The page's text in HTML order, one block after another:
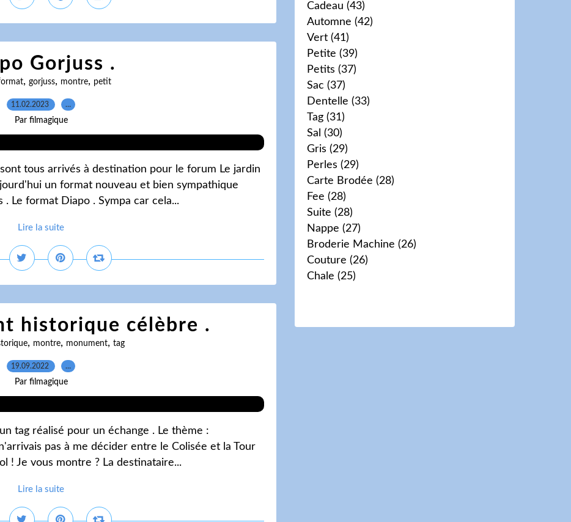
Gorjuss .
, gorjuss, montre, petit
11.02.2023 …
Par filmagique
tous arrivés à destination pour le forum Le jardin
un format nouveau et bien sympathique
Le format Diapo . Sympa car cela...
Lire la suite
historique célèbre .
, montre, monument, tag
19.09.2022 …
Par filmagique
tag réalisé pour un échange . Le thème :
pas à me décider entre le Colisée et la Tour
! Je vous montre ? La destinataire...
Lire la suite
Cadeau (43)
Automne (42)
Vert (41)
Petite (39)
Petits (37)
Sac (37)
Dentelle (33)
Tag (31)
Sal (30)
Gris (29)
Perles (29)
Carte Brodée (28)
Fee (28)
Suite (28)
Nappe (27)
Broderie Machine (26)
Couture (26)
Chale (25)